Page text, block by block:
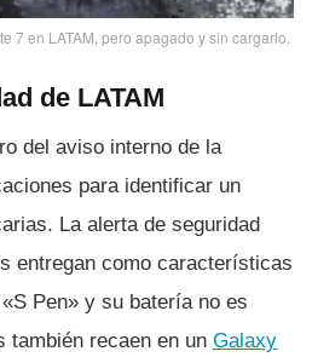
7 en LATAM, pero apagado y sin cargarlo.
de LATAM
del aviso interno de la
para identificar un
La alerta de seguridad
entregan como caracterí­sticas
Pen» y su baterí­a no es
también recaen en un Galaxy